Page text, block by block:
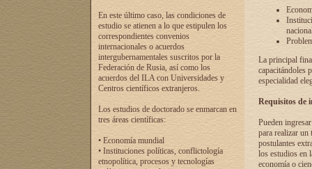
En este último caso, las condiciones de
estudio se atienen a lo que estipulen los
correspondientes convenios
internacionales o acuerdos
intergubernamentales suscritos por la
Federación de Rusia, así como los
acuerdos del ILA con Universidades y
Centros científicos extranjeros.
Los estudios de doctorado se enmarcan en
tres áreas científicas:
• Economía mundial
• Instituciones políticas, conflictología
etnopolítica, procesos y tecnologías
La principal
capacitándoles
especialidad
Requisitos de
Pueden
para realizar un
postulantes
los estudios en
economía o